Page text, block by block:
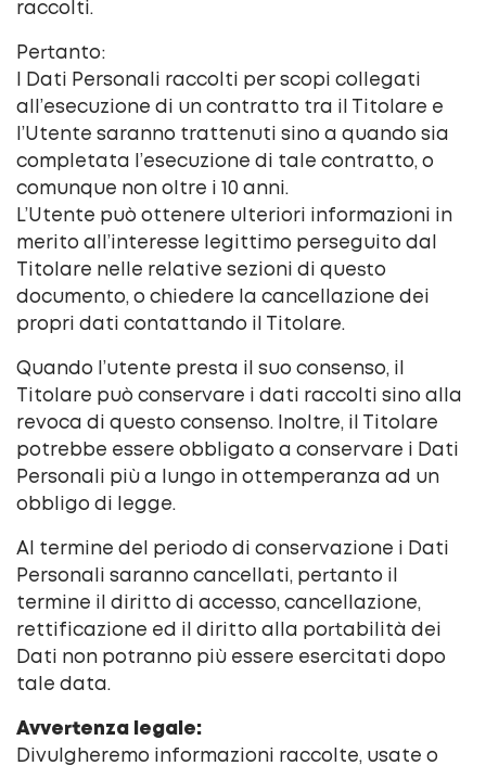
raccolti.
Pertanto:
I Dati Personali raccolti per scopi collegati
all’esecuzione di un contratto tra il Titolare e
l’Utente saranno trattenuti sino a quando sia
completata l’esecuzione di tale contratto, o
comunque non oltre i 10 anni.
L’Utente può ottenere ulteriori informazioni in
merito all’interesse legittimo perseguito dal
Titolare nelle relative sezioni di questo
documento, o chiedere la cancellazione dei
propri dati contattando il Titolare.
Quando l’utente presta il suo consenso, il
Titolare può conservare i dati raccolti sino alla
revoca di questo consenso. Inoltre, il Titolare
potrebbe essere obbligato a conservare i Dati
Personali più a lungo in ottemperanza ad un
obbligo di legge.
Al termine del periodo di conservazione i Dati
Personali saranno cancellati, pertanto il
termine il diritto di accesso, cancellazione,
rettificazione ed il diritto alla portabilità dei
Dati non potranno più essere esercitati dopo
tale data.
Avvertenza legale:
Divulgheremo informazioni raccolte, usate o